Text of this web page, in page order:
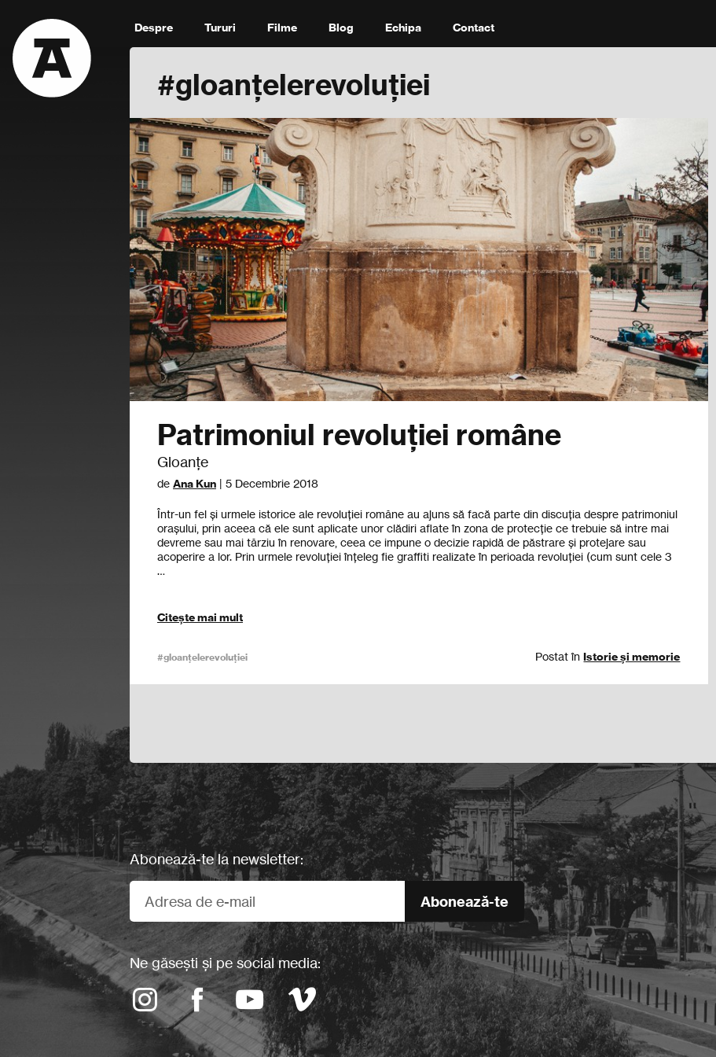
Despre Tururi Filme Blog Echipa Contact
#gloanțelerevoluției
Patrimoniul revoluției române
Gloanțe
de Ana Kun | 5 Decembrie 2018
Într-un fel și urmele istorice ale revoluției române au ajuns să facă parte din discuția despre patrimoniul
orașului, prin aceea că ele sunt aplicate unor clădiri aflate în zona de protecție ce trebuie să intre mai
devreme sau mai târziu în renovare, ceea ce impune o decizie rapidă de păstrare și protejare sau
acoperire a lor. Prin urmele revoluției înțeleg fie graffiti realizate în perioada revoluției (cum sunt cele 3
…
Citește mai mult
#gloanțelerevoluției Postat înIstorie și memorie
Abonează-te la newsletter:
Ne găsești și pe social media: